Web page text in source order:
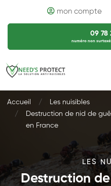
mon compte
09 78
numéro non
Accueil
Les nuisibles
Destruction de nid de
en France
LES
Destruction